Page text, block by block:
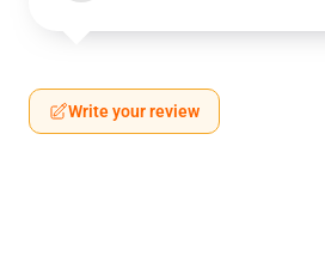
Write your review